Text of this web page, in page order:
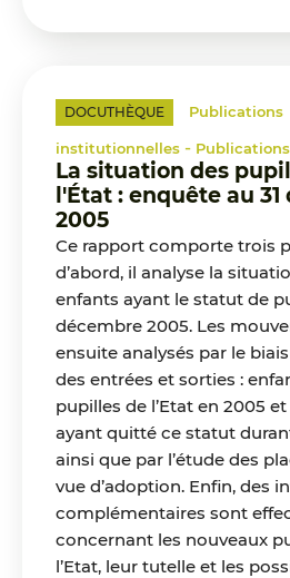
DOCUTHÈQUE Publications
institutionnelles - Publications
La situation des
l'État : enquête au
2005
Ce rapport comporte trois
d’abord, il analyse la
enfants ayant le statut de
décembre 2005. Les
ensuite analysés par le
des entrées et sorties :
pupilles de l’Etat en 2005
ayant quitté ce statut
ainsi que par l’étude des
vue d’adoption. Enfin, des
complémentaires sont
concernant les nouveaux
l’Etat, leur tutelle et les